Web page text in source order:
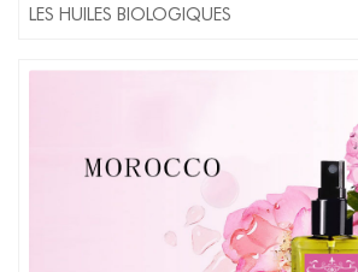
LES HUILES BIOLOGIQUES